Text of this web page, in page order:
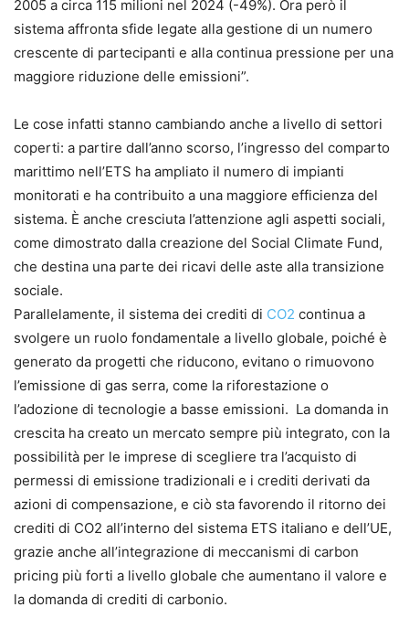
2005 a circa 115 milioni nel 2024 (-49%). Ora però il
sistema affronta sfide legate alla gestione di un numero
crescente di partecipanti e alla continua pressione per una
maggiore riduzione delle emissioni”.
Le cose infatti stanno cambiando anche a livello di settori
coperti: a partire dall’anno scorso, l’ingresso del comparto
marittimo nell’ETS ha ampliato il numero di impianti
monitorati e ha contribuito a una maggiore efficienza del
sistema. È anche cresciuta l’attenzione agli aspetti sociali,
come dimostrato dalla creazione del Social Climate Fund,
che destina una parte dei ricavi delle aste alla transizione
sociale.
Parallelamente, il sistema dei crediti di CO2 continua a
svolgere un ruolo fondamentale a livello globale, poiché è
generato da progetti che riducono, evitano o rimuovono
l’emissione di gas serra, come la riforestazione o
l’adozione di tecnologie a basse emissioni. La domanda in
crescita ha creato un mercato sempre più integrato, con la
possibilità per le imprese di scegliere tra l’acquisto di
permessi di emissione tradizionali e i crediti derivati da
azioni di compensazione, e ciò sta favorendo il ritorno dei
crediti di CO2 all’interno del sistema ETS italiano e dell’UE,
grazie anche all’integrazione di meccanismi di carbon
pricing più forti a livello globale che aumentano il valore e
la domanda di crediti di carbonio.